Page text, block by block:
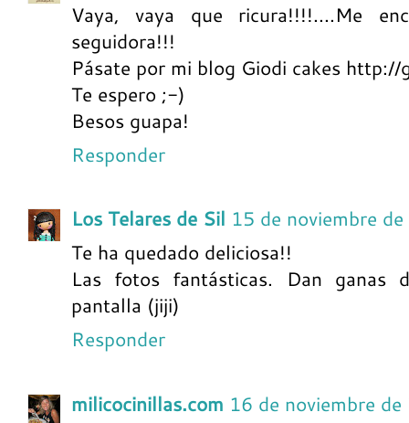
Vaya, vaya que ricura!!!!....Me
seguidora!!!
Pásate por mi blog Giodi cakes
Te espero ;-)
Besos guapa!
Responder
Los Telares de Sil 15 de noviembre
Te ha quedado deliciosa!!
Las fotos fantásticas. Dan
pantalla (jiji)
Responder
milicocinillas.com 16 de noviembre